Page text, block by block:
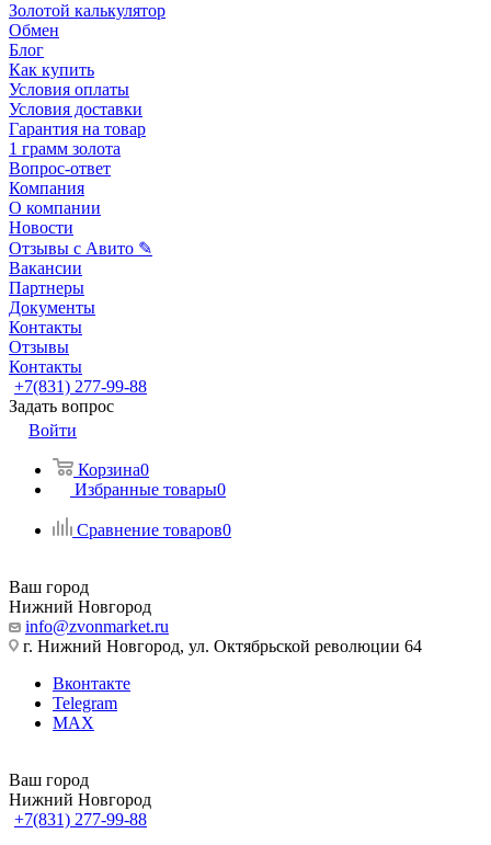
Золотой калькулятор
Обмен
Блог
Как купить
Условия оплаты
Условия доставки
Гарантия на товар
1 грамм золота
Вопрос-ответ
Компания
О компании
Новости
Отзывы с Авито ✎
Вакансии
Партнеры
Документы
Контакты
Отзывы
Контакты
+7(831) 277-99-88
Задать вопрос
Войти
Корзина0
Избранные товары0
Сравнение товаров0
Ваш город
Нижний Новгород
info@zvonmarket.ru
г. Нижний Новгород, ул. Октябрьской революции 64
Вконтакте
Telegram
MAX
Ваш город
Нижний Новгород
+7(831) 277-99-88